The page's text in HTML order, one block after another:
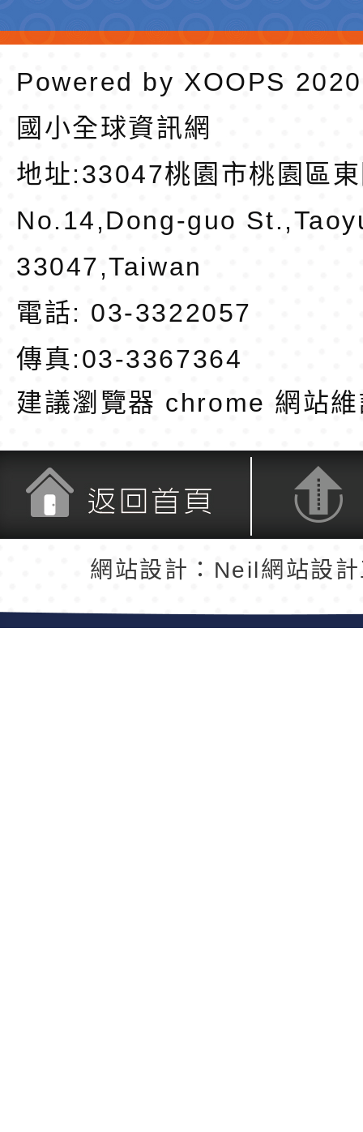
Powered by XOOPS
國小全球資訊網
地址:33047桃園市桃園區
No.14,Dong-guo
33047,Taiwan
電話: 03-3322057
傳真:03-3367364
建議瀏覽器 chrome 網站
返回頂端
網站設計：Neil網站設